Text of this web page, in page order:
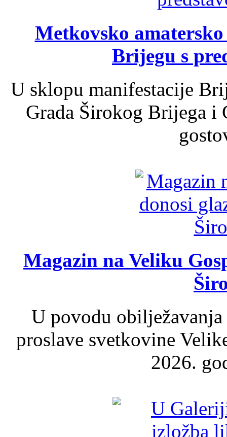
Metkovsko
Brijegu s
U sklopu manifestacije
Grada Širokog Brijega
Magazin na Veliku
U povodu
proslave svetkovine
2026.